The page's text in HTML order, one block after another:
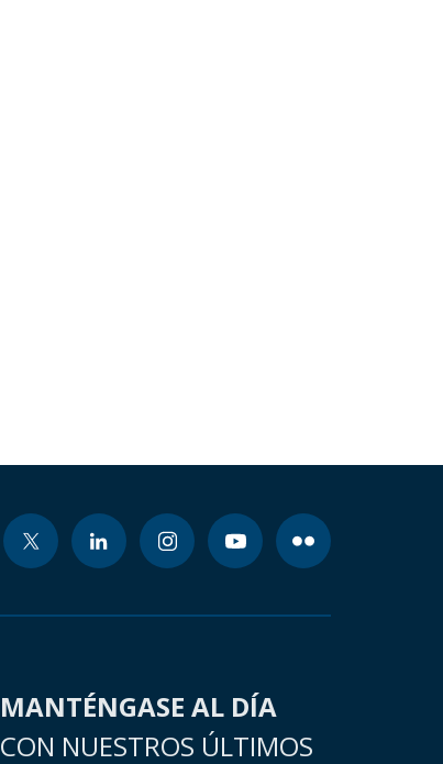
MANTÉNGASE AL DÍA
CON NUESTROS ÚLTIMOS